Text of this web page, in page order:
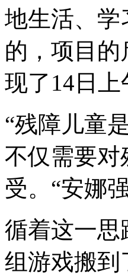
地生活、学
的，项目
现了14日上
“残障儿童
不仅需要对
受。“安娜强
循着这一思
组游戏搬到